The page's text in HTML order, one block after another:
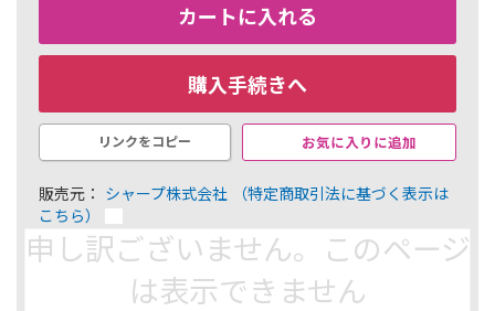
カートに入れる
購入手続きへ
お気に入りに追加
リンクをコピー
販売元： シャープ株式会社
（特定商取引法に基づく表示は
こちら）
￥18,810
564 ポイント（3％） 内訳
申し訳ございません。このページ
は表示できません